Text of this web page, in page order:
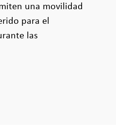
una movilidad
para el
las